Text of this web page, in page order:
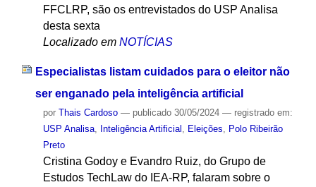
FFCLRP, são os entrevistados do USP Analisa
desta sexta
Localizado em NOTÍCIAS
Especialistas listam cuidados para o eleitor não
ser enganado pela inteligência artificial
por Thais Cardoso — publicado30/05/2024 — registrado em:
USP Analisa, Inteligência Artificial , Eleições, Polo Ribeirão
Preto
Cristina Godoy e Evandro Ruiz, do Grupo de
Estudos TechLaw do IEA-RP, falaram sobre o